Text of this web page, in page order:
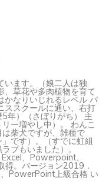
います。（娘二人は独
、草花や多肉植物を育て
かなりいじれるレベル パ
ススクールに通い、右打
年）（さぼりがち） 主
ー増やし中）。 わんこ
柴犬ですが、雑種で
です）。（すでに虹組
ブもいました）。
、Powerpoint、
。バージョン2019．
PowerPoint上級合格 い